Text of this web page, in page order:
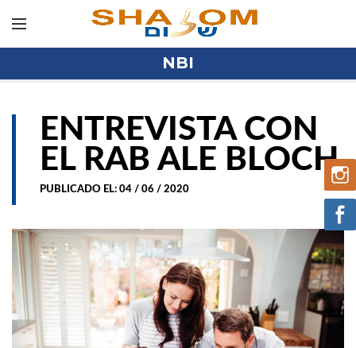
NBI
ENTREVISTA CON
EL RAB ALE BLOCH
PUBLICADO EL: 04 / 06 / 2020